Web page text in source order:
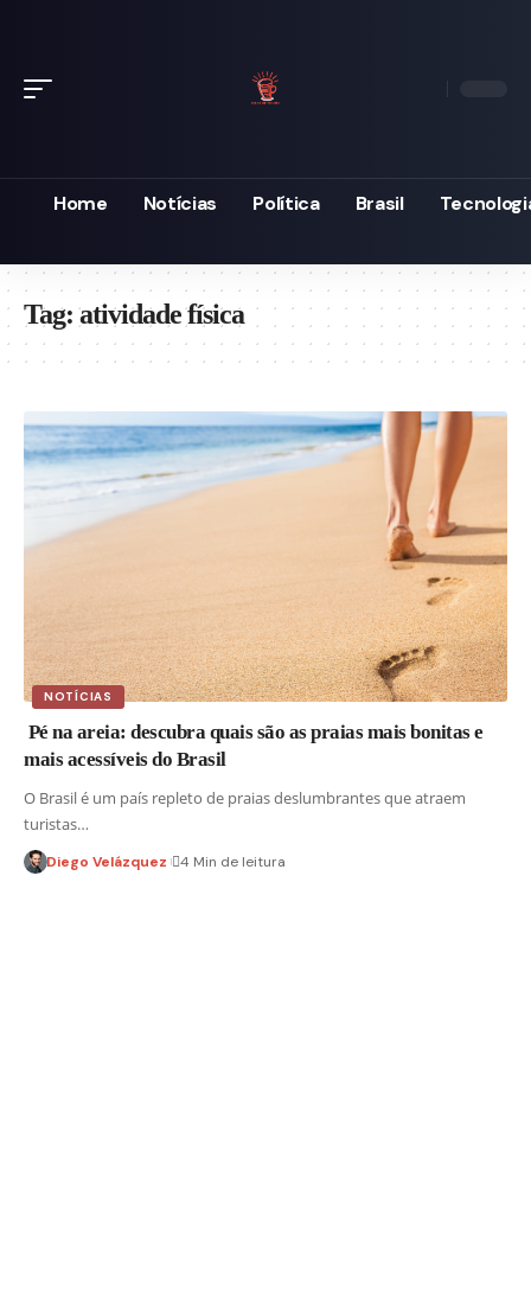
Home Notícias Política Brasil
Tag:atividade física
NOTÍCIAS
Pé na areia: descubra quais são as praias mais bonitas e
mais acessíveis do Brasil
O Brasil é um país repleto de praias deslumbrantes que atraem
turistas…
Diego Velázquez 4 Min de leitura